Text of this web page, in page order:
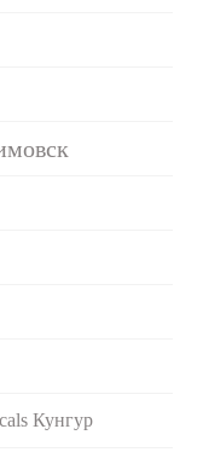
Кунгур